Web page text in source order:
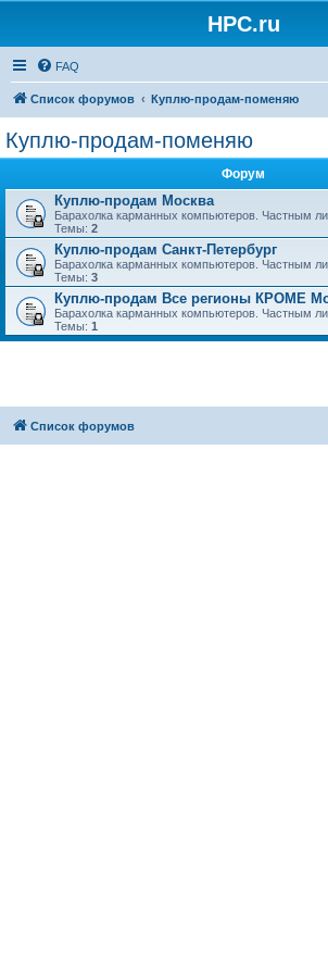
HPC.ru
FAQ
Список форумов Куплю-продам-поменяю
Куплю-продам-поменяю
Форум
Куплю-продам Москва
Барахолка карманных компьютеров. Частным
Темы: 2
Куплю-продам Санкт-Петербург
Барахолка карманных компьютеров. Частным
Темы: 3
Куплю-продам Все регионы КРОМЕ
Барахолка карманных компьютеров. Частным
Темы: 1
Список форумов